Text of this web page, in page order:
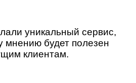
уникальный сервис,
мнению будет полезен
клиентам.